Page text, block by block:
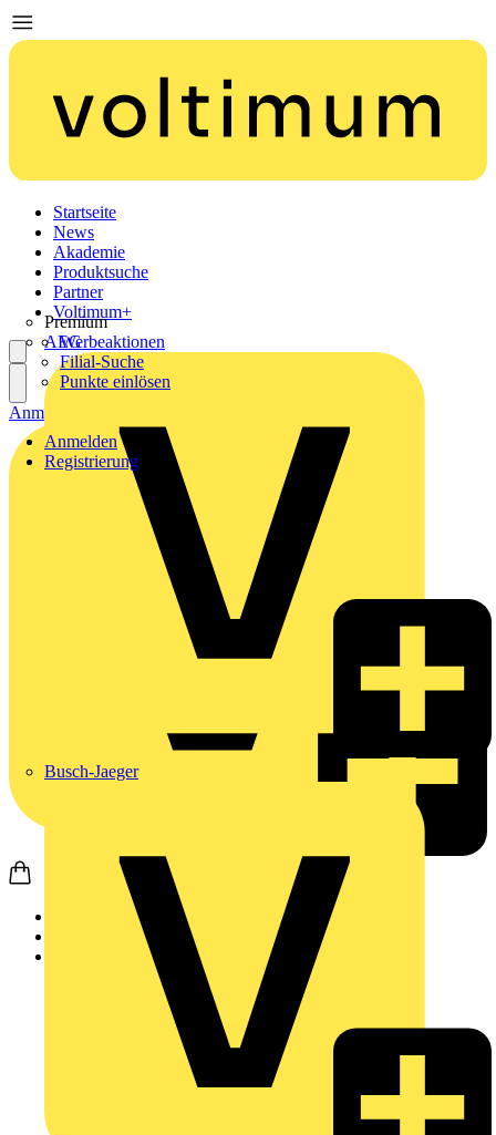
Startseite
News
Akademie
Produktsuche
Partner
Premium
AEG
Busch-Jaeger
Voltimum+
Werbeaktionen
Filial-Suche
Punkte einlösen
Anmelden
Registrierung
Anmelden